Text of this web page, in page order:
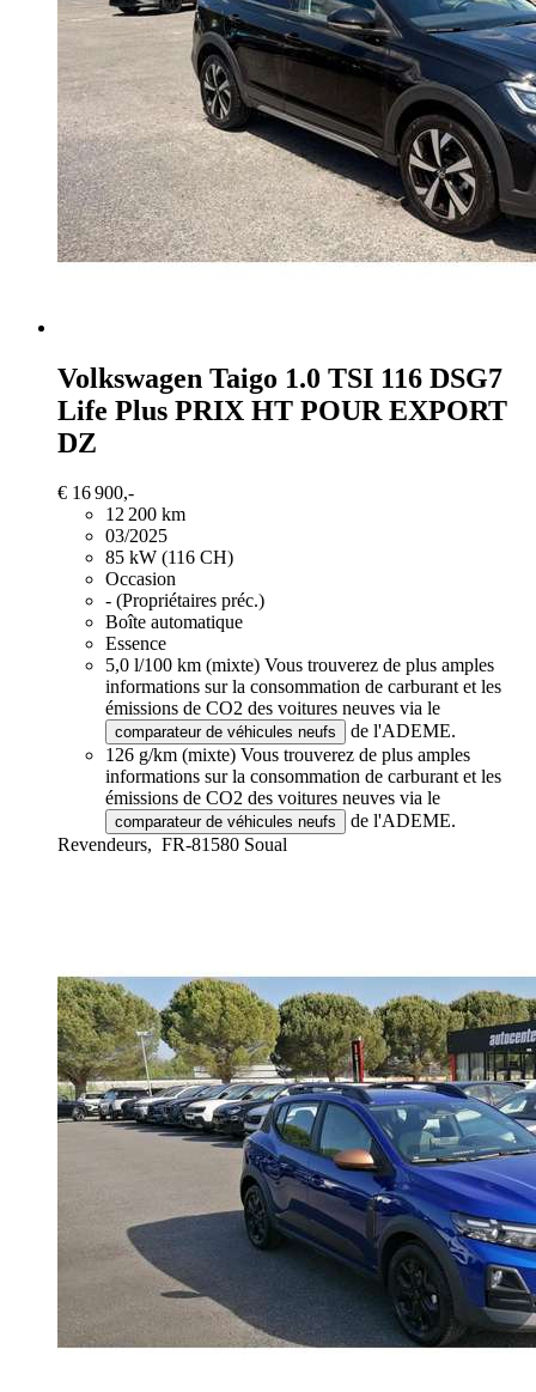
Volkswagen Taigo 1.0 TSI 116 DSG7
Life Plus PRIX HT POUR EXPORT
DZ
€ 16 900,-
12 200 km
03/2025
85 kW (116 CH)
Occasion
- (Propriétaires préc.)
Boîte automatique
Essence
5,0 l/100 km (mixte) Vous trouverez de plus amples
informations sur la consommation de carburant et les
émissions de CO2 des voitures neuves via le
comparateur de véhicules neufs
de l'ADEME.
126 g/km (mixte) Vous trouverez de plus amples
informations sur la consommation de carburant et les
émissions de CO2 des voitures neuves via le
comparateur de véhicules neufs
de l'ADEME.
Revendeurs, FR-81580 Soual